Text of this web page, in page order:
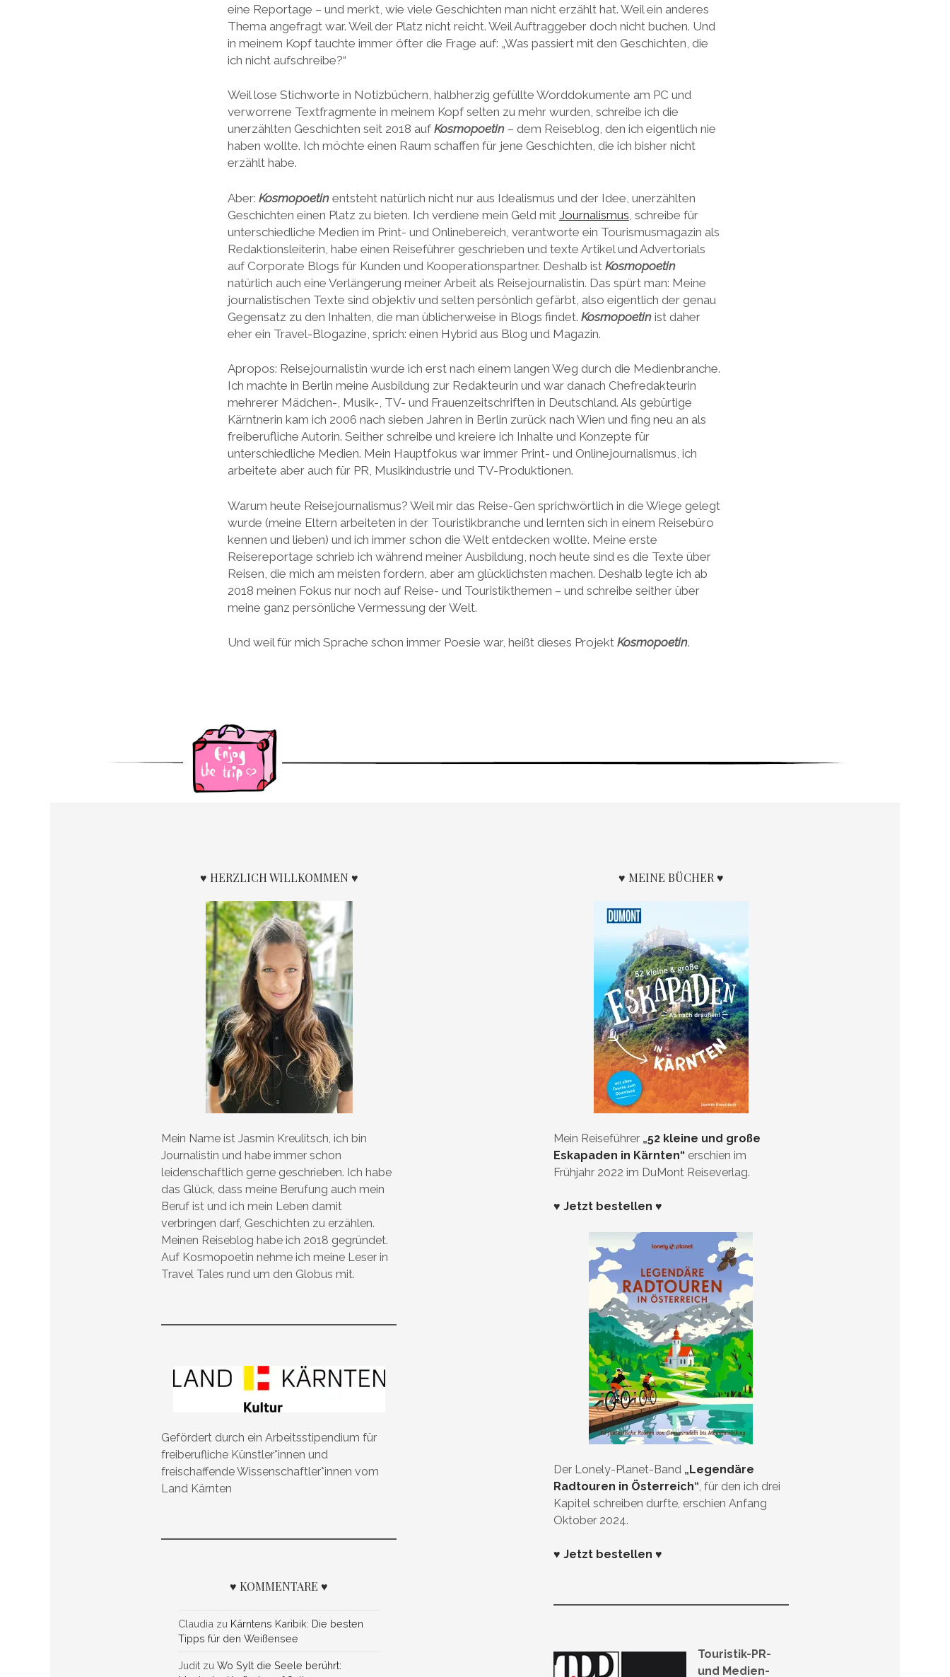
eine Reportage – und merkt, wie viele Geschichten man nicht erzählt hat. Weil ein anderes
Thema angefragt war. Weil der Platz nicht reicht. Weil Auftraggeber doch nicht buchen. Und
in meinem Kopf tauchte immer öfter die Frage auf: „Was passiert mit den Geschichten, die
ich nicht aufschreibe?“
Weil lose Stichworte in Notizbüchern, halbherzig gefüllte Worddokumente am PC und
verworrene Textfragmente in meinem Kopf selten zu mehr wurden, schreibe ich die
unerzählten Geschichten seit 2018 auf Kosmopoetin– dem Reiseblog, den ich eigentlich nie
haben wollte. Ich möchte einen Raum schaffen für jene Geschichten, die ich bisher nicht
erzählt habe.
Aber: Kosmopoetinentsteht natürlich nicht nur aus Idealismus und der Idee, unerzählten
Geschichten einen Platz zu bieten. Ich verdiene mein Geld mit Journalismus , schreibe für
unterschiedliche Medien im Print- und Onlinebereich, verantworte ein Tourismusmagazin als
Redaktionsleiterin, habe einen Reiseführer geschrieben und texte Artikel und Advertorials
auf Corporate Blogs für Kunden und Kooperationspartner. Deshalb ist Kosmopoetin
natürlich auch eine Verlängerung meiner Arbeit als Reisejournalistin. Das spürt man: Meine
journalistischen Texte sind objektiv und selten persönlich gefärbt, also eigentlich der genau
Gegensatz zu den Inhalten, die man üblicherweise in Blogs findet. Kosmopoetinist daher
eher ein Travel-Blogazine, sprich: einen Hybrid aus Blog und Magazin.
Apropos: Reisejournalistin wurde ich erst nach einem langen Weg durch die Medienbranche.
Ich machte in Berlin meine Ausbildung zur Redakteurin und war danach Chefredakteurin
mehrerer Mädchen-, Musik-, TV- und Frauenzeitschriften in Deutschland. Als gebürtige
Kärntnerin kam ich 2006 nach sieben Jahren in Berlin zurück nach Wien und fing neu an als
freiberufliche Autorin. Seither schreibe und kreiere ich Inhalte und Konzepte für
unterschiedliche Medien. Mein Hauptfokus war immer Print- und Onlinejournalismus, ich
arbeitete aber auch für PR, Musikindustrie und TV-Produktionen.
Warum heute Reisejournalismus? Weil mir das Reise-Gen sprichwörtlich in die Wiege gelegt
wurde (meine Eltern arbeiteten in der Touristikbranche und lernten sich in einem Reisebüro
kennen und lieben) und ich immer schon die Welt entdecken wollte. Meine erste
Reisereportage schrieb ich während meiner Ausbildung, noch heute sind es die Texte über
Reisen, die mich am meisten fordern, aber am glücklichsten machen. Deshalb legte ich ab
2018 meinen Fokus nur noch auf Reise- und Touristikthemen – und schreibe seither über
meine ganz persönliche Vermessung der Welt.
Und weil für mich Sprache schon immer Poesie war, heißt dieses Projekt Kosmopoetin.
♥ HERZLICH WILLKOMMEN ♥
Mein Name ist Jasmin Kreulitsch, ich bin
Journalistin und habe immer schon
leidenschaftlich gerne geschrieben. Ich habe
das Glück, dass meine Berufung auch mein
Beruf ist und ich mein Leben damit
verbringen darf, Geschichten zu erzählen.
Meinen Reiseblog habe ich 2018 gegründet.
Auf Kosmopoetin nehme ich meine Leser in
Travel Tales rund um den Globus mit.
Gefördert durch ein Arbeitsstipendium für
freiberufliche Künstler*innen und
freischaffende Wissenschaftler*innen vom
Land Kärnten
♥ KOMMENTARE ♥
Claudia zu Kärntens Karibik: Die besten
Tipps für den Weißensee
Judit zuWo Sylt die Seele berührt:
♥ MEINE BÜCHER ♥
Mein Reiseführer„52 kleine und große
Eskapaden in Kärnten“erschien im
Frühjahr 2022 im DuMont Reiseverlag.
♥ Jetzt bestellen ♥
Der Lonely-Planet-Band „Legendäre
Radtouren in Österreich“, für den ich drei
Kapitel schreiben durfte, erschien Anfang
Oktober 2024.
♥ Jetzt bestellen ♥
Touristik-PR-
und Medien-